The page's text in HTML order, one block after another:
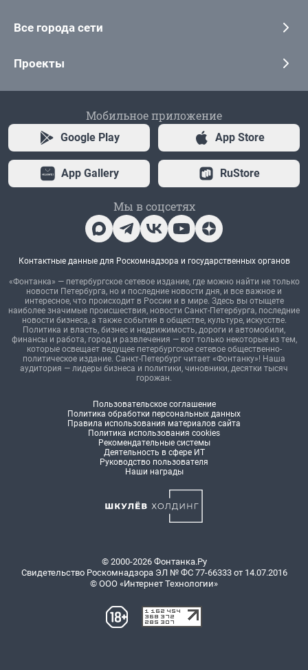
Все города сети
Проекты
Мобильное приложение
Google Play App Store
App Gallery RuStore
Мы в соцсетях
Контактные данные для Роскомнадзора и государственных органов
«Фонтанка» — петербургское сетевое издание, где можно найти не только
новости Петербурга, но и последние новости дня, и все важное и
интересное, что происходит в России и в мире. Здесь вы отыщете
наиболее значимые происшествия, новости Санкт-Петербурга, последние
новости бизнеса, а также события в обществе, культуре, искусстве.
Политика и власть, бизнес и недвижимость, дороги и автомобили,
финансы и работа, город и развлечения — вот только некоторые из тем,
которые освещает ведущее петербургское сетевое общественно-
политическое издание. Санкт-Петербург читает «Фонтанку»! Наша
аудитория — лидеры бизнеса и политики, чиновники, десятки тысяч
горожан.
Пользовательское соглашение
Политика обработки персональных данных
Правила использования материалов сайта
Политика использования cookies
Рекомендательные системы
Деятельность в сфере ИТ
Руководство пользователя
Наши награды
© 2000-2026 Фонтанка.Ру
Свидетельство Роскомнадзора ЭЛ № ФС 77-66333 от 14.07.2016
© ООО «Интернет Технологии»